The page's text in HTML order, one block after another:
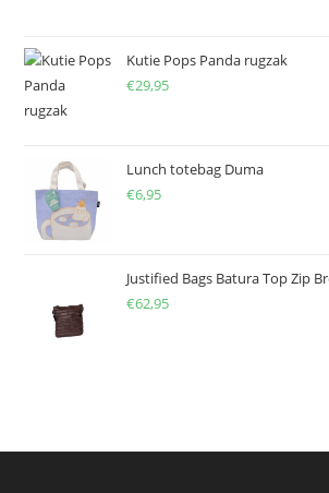
Kutie Pops Panda rugzak
€29,95
Lunch totebag Duma
€6,95
Justified Bags Batura Top Zip
€62,95